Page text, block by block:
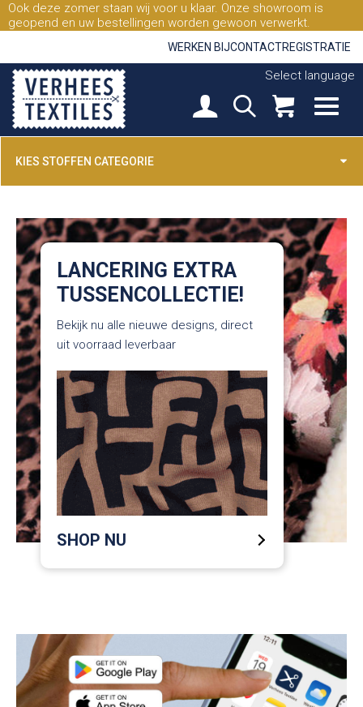
Ook deze zomer staan wij voor u klaar. Onze showroom is
geopend en uw bestellingen worden gewoon verwerkt.
WERKEN BIJCONTACTREGISTRATIE
Select language
KIES STOFFEN CATEGORIE
LANCERING EXTRA
TUSSENCOLLECTIE!
Bekijk nu alle nieuwe designs, direct
uit voorraad leverbaar
SHOP NU